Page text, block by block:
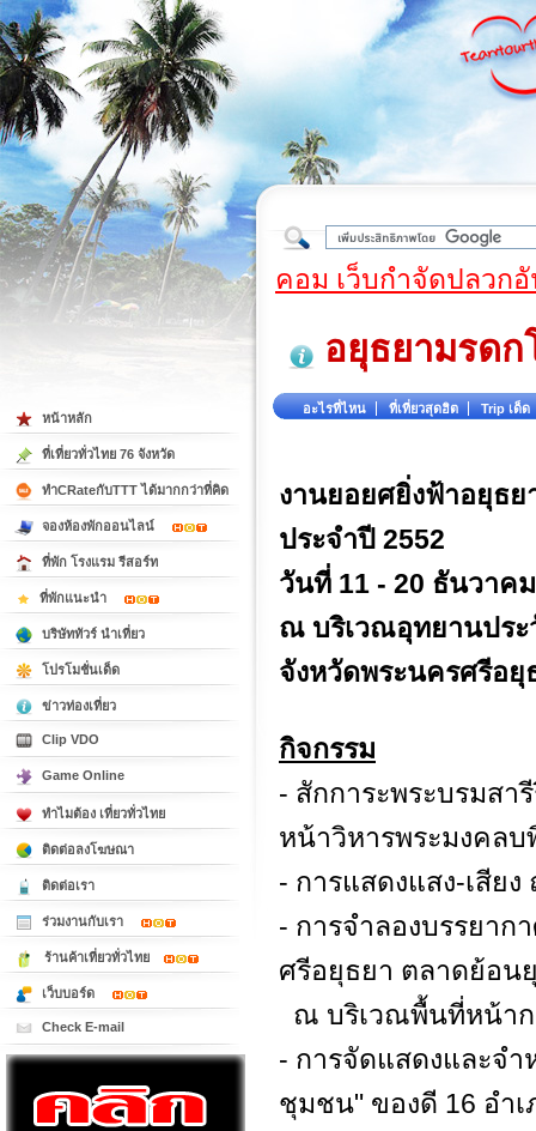
ต้
คอม เว็บกำจัดปลวก
อยุธยามรดก
อะไรที่ไหน ที่เที่ยวสุดฮิต Trip เด็ด
งานยอยศยิ่งฟ้าอยุธ
ประจำปี 2552
วันที่ 11 - 20 ธันวาค
ณ บริเวณอุทยานประ
จังหวัดพระนครศรีอยุ
กิจกรรม
- สักการะพระบรมส
หน้าวิหารพระมงคลบ
- การแสดงแสง-เสีย
- การจำลองบรรยาก
ศรีอยุธยา ตลาดย้อ
ณ บริเวณพื้นที่หน้าก
- การจัดแสดงและจ
ชุมชน" ของดี 16 อำ
หน้าหลัก
ที่เที่ยวทั่วไทย 76 จังหวัด
ทำCRateกับTTT ได้มากกว่าที่คิด
จองห้องพักออนไลน์
ที่พัก โรงแรม รีสอร์ท
ที่พักแนะนำ
บริษัททัวร์ นำเที่ยว
โปรโมชั่นเด็ด
ข่าวท่องเที่ยว
Clip VDO
Game Online
ทำไมต้อง เที่ยวทั่วไทย
ติดต่อลงโฆษณา
ติดต่อเรา
ร่วมงานกับเรา
ร้านค้าเที่ยวทั่วไทย
เว็บบอร์ด
Check E-mail